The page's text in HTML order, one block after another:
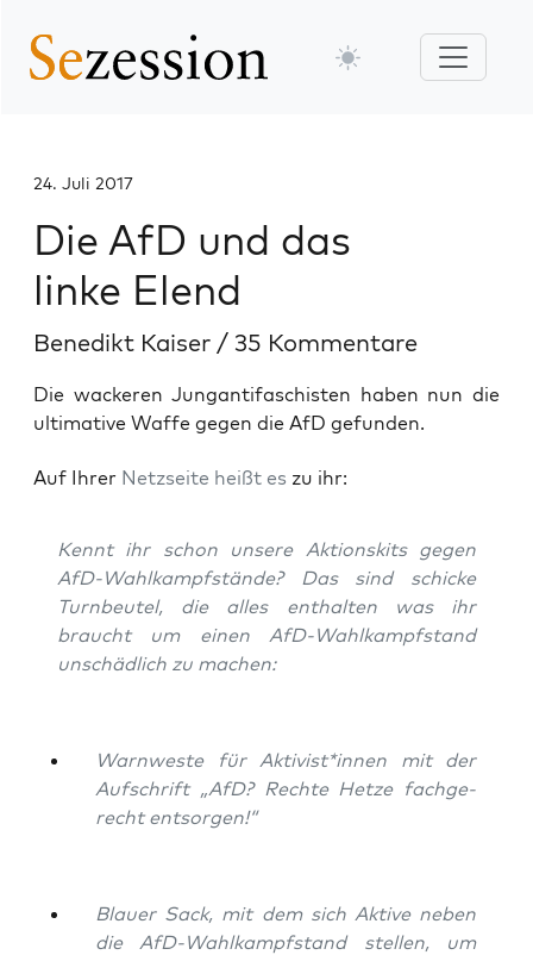
24. Juli 2017
Die AfD und das
linke Elend
Benedikt Kaiser / 35 Kommentare
Die wackeren Jungantifaschisten haben nun die
ultimative Waffe gegen die AfD gefunden.
Auf Ihrer Netz­sei­te heißt es zu ihr:
Kennt ihr schon unse­re Akti­ons­kits gegen
AfD-Wahl­kampf­stän­de? Das sind schi­cke
Turn­beu­tel, die alles ent­hal­ten was ihr
braucht um einen AfD-Wahl­kampf­stand
unschäd­lich zu machen:
Warn­wes­te für Aktivist*innen mit der
Auf­schrift „AfD? Rech­te Het­ze fach­ge­
recht entsorgen!“
Blau­er Sack, mit dem sich Akti­ve neben
die AfD-Wahl­kampf­stand stel­len, um